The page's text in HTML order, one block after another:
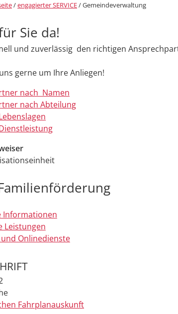
/engagierter SERVICE/Gemeindeverwaltung
Sie da!
und zuverlässig den richtigen
gerne um Ihre Anliegen!
nach Namen
nach Abteilung
Informationen
Leistungen
Onlinedienste
Fahrplanauskunft